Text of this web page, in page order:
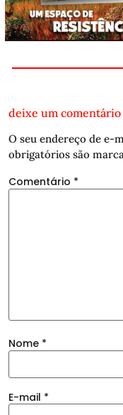
deixe um comentário
O seu endereço de e-
obrigatórios são
Comentário *
Nome *
E-mail *